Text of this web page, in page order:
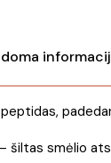
šiltas smėlio